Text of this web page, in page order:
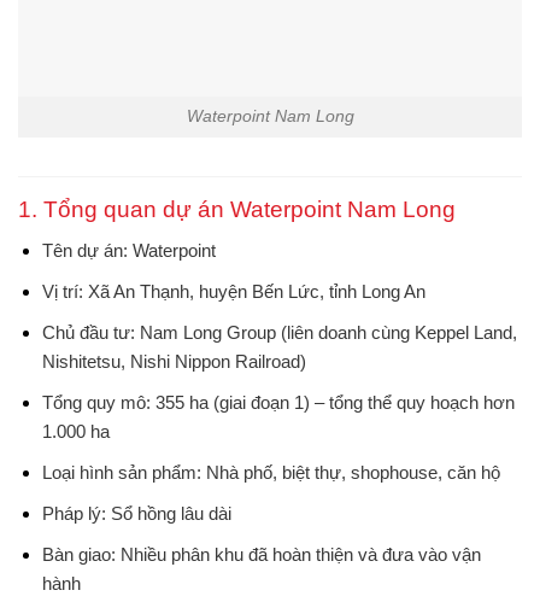
Waterpoint Nam Long
1. Tổng quan dự án Waterpoint Nam Long
Tên dự án: Waterpoint
Vị trí: Xã An Thạnh, huyện Bến Lức, tỉnh Long An
Chủ đầu tư: Nam Long Group (liên doanh cùng Keppel Land,
Nishitetsu, Nishi Nippon Railroad)
Tổng quy mô: 355 ha (giai đoạn 1) – tổng thể quy hoạch hơn
1.000 ha
Loại hình sản phẩm: Nhà phố, biệt thự, shophouse, căn hộ
Pháp lý: Sổ hồng lâu dài
Bàn giao: Nhiều phân khu đã hoàn thiện và đưa vào vận
hành